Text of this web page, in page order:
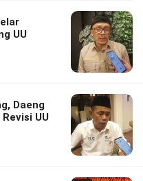
UU
Daeng
UU